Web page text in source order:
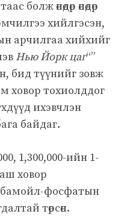
өнөөдөр өнөөдөр
хийлгэсэн,
арчилгаа хийхийг
Нью Йорк цаг“”
бид түүнийг зовж
ховор тохиолддог
ихэвчлэн
байдаг.
1,300,000-ийн 1-
ховор
фосфатын
төрсөн.